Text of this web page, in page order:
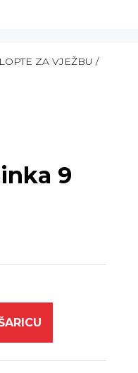
LOPTE ZA VJEŽBU /
9